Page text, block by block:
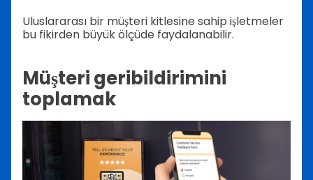
Uluslararası bir müşteri kitlesine sahip işletmeler
bu fikirden büyük ölçüde faydalanabilir.
Müşteri geribildirimini
toplamak